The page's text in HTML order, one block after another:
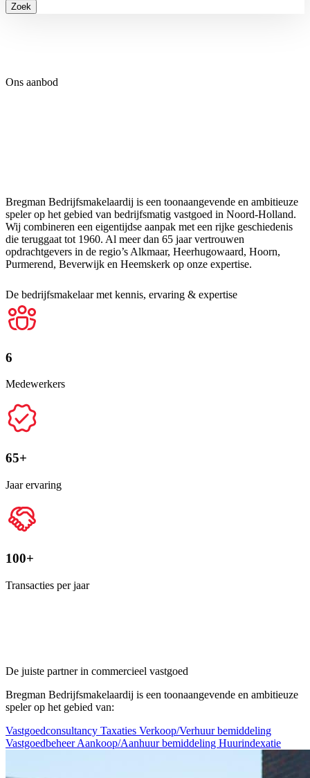
Zoek
Ons aanbod
Bregman Bedrijfsmakelaardij is een toonaangevende en ambitieuze
speler op het gebied van bedrijfsmatig vastgoed in Noord-Holland.
Wij combineren een eigentijdse aanpak met een rijke geschiedenis
die teruggaat tot 1960. Al meer dan 65 jaar vertrouwen
opdrachtgevers in de regio’s Alkmaar, Heerhugowaard, Hoorn,
Purmerend, Beverwijk en Heemskerk op onze expertise.
De bedrijfsmakelaar met kennis, ervaring & expertise
6
Medewerkers
65+
Jaar ervaring
100+
Transacties per jaar
De juiste partner in commercieel vastgoed
Bregman Bedrijfsmakelaardij is een toonaangevende en ambitieuze
speler op het gebied van:
Vastgoedconsultancy Taxaties Verkoop/Verhuur bemiddeling
VastgoedbeheerAankoop/Aanhuur bemiddeling Huurindexatie